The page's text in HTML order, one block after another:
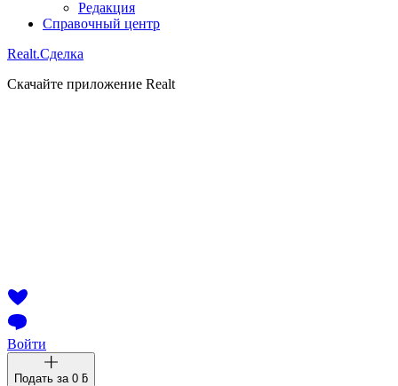
Редакция
Справочный центр
Realt.Сделка
Скачайте приложение Realt
Войти
Подать за 0 ƃ